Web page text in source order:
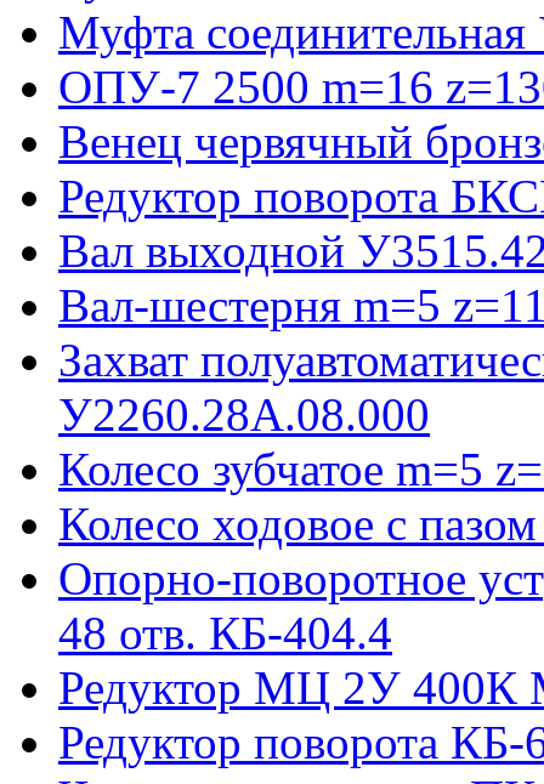
Муфта
ОПУ-7 2500 m=16
Венец червячный
Редуктор поворота
Вал выходной
Вал-шестерня m=5
Захват
У2260.28А.08.000
Колесо зубчатое m=5
Колесо ходовое с
Опорно-поворотное
48 отв. КБ-404.4
Редуктор МЦ 2У 400К
Редуктор поворота КБ-